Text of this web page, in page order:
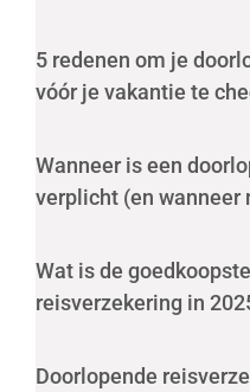
5 redenen om je
vóór je vakantie te
Wanneer is een
verplicht (en wanneer
Wat is de
reisverzekering in
Doorlopende